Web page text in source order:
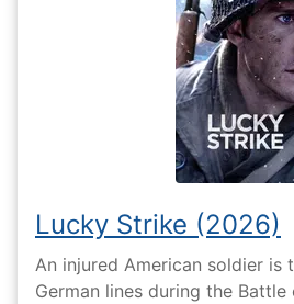
Lucky Strike (2026)
An injured American soldier is
German lines during the Battle